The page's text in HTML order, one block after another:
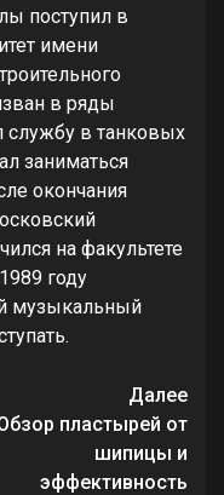
поступил в
имени
в ряды
службу в танковых
заниматься
окончания
на факультете
году
музыкальный
Далее
пластырей от
шипицы и
эффективность